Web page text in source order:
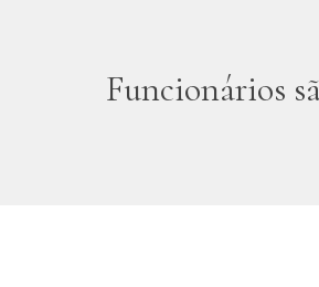
Funcionários